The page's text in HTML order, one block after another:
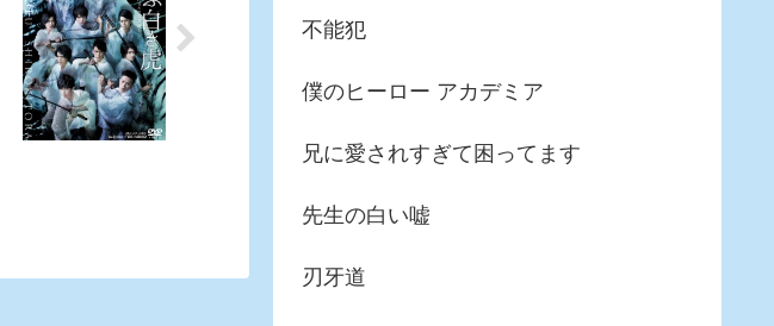
不能犯
僕のヒーロー アカデミア
兄に愛されすぎて困ってます
先生の白い嘘
刃牙道